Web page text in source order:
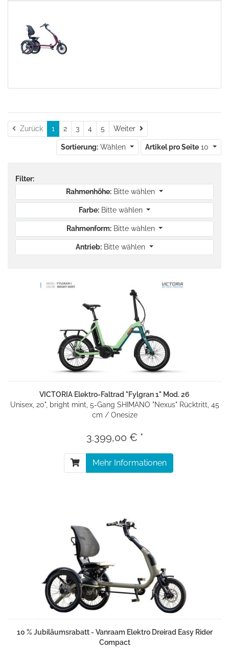
Zurück 1 2 3 4 5 Weiter Weiter
Sortierung: Wählen Artikel pro Seite 10
Filter:
Rahmenhöhe: Bitte wählen
Farbe: Bitte wählen
Rahmenform: Bitte wählen
Antrieb: Bitte wählen
VICTORIA Elektro-Faltrad "Fylgran 1" Mod. 26
Unisex, 20", bright mint, 5-Gang SHIMANO "Nexus" Rücktritt, 45
cm / Onesize
3.399,00 € *
Mehr Informationen
10 % Jubiläumsrabatt - Vanraam Elektro Dreirad Easy Rider
Compact